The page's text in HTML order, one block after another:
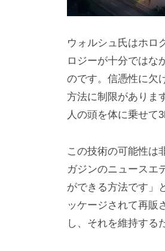
ウォルシュ氏はホロ
ロジーが十分ではな
のです。信憑性に欠
方法に制限がありま
人の頭を体に乗せて
この技術の可能性は
ガジンのニュースエ
ができる方法です」
ッケージされて再販
し、それを維持する